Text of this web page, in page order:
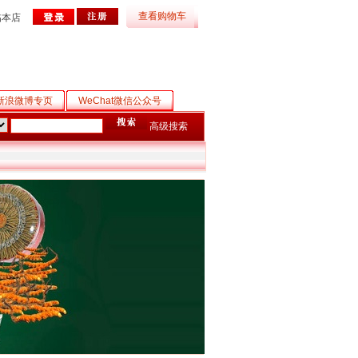
本店 查看购物车
浪微博专页 WeChat微信公众号
高级搜索